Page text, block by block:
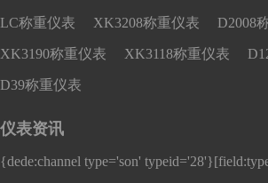
LC称重仪表 XK3208称重仪表 D2008
XK3190称重仪表 XK3118称重仪表
D39称重仪表
仪表资讯
{dede:channel type='son' typeid='28'}